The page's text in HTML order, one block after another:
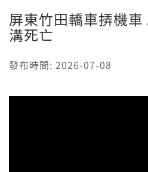
屏東竹田轎車挵機
溝死亡
發布時間: 2026-07-08